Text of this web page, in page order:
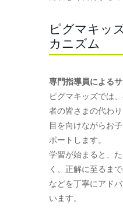
ピグマキッ
カニズム
専門指導員による
ピグマキッズでは
者の皆さまの代わ
目を向けながらお
ポートします。
学習が始まると、
く、正解に至るま
などを丁寧にアド
います。